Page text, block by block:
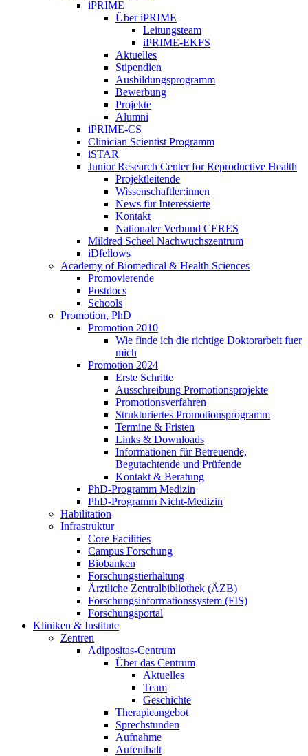
iPRIME
Über iPRIME
Leitungsteam
iPRIME-EKFS
Aktuelles
Stipendien
Ausbildungsprogramm
Bewerbung
Projekte
Alumni
iPRIME-CS
Clinician Scientist Programm
iSTAR
Junior Research Center for Reproductive Health
Projektleitende
Wissenschaftler:innen
News für Interessierte
Kontakt
Nationaler Verbund CERES
Mildred Scheel Nachwuchszentrum
iDfellows
Academy of Biomedical & Health Sciences
Promovierende
Postdocs
Schools
Promotion, PhD
Promotion 2010
Wie finde ich die richtige Doktorarbeit fuer
mich
Promotion 2024
Erste Schritte
Ausschreibung Promotionsprojekte
Promotionsverfahren
Strukturiertes Promotionsprogramm
Termine & Fristen
Links & Downloads
Informationen für Betreuende,
Begutachtende und Prüfende
Kontakt & Beratung
PhD-Programm Medizin
PhD-Programm Nicht-Medizin
Habilitation
Infrastruktur
Core Facilities
Campus Forschung
Biobanken
Forschungstierhaltung
Ärztliche Zentralbibliothek (ÄZB)
Forschungsinformationssystem (FIS)
Forschungsportal
Kliniken & Institute
Zentren
Adipositas-Centrum
Über das Centrum
Aktuelles
Team
Geschichte
Therapieangebot
Sprechstunden
Aufnahme
Aufenthalt